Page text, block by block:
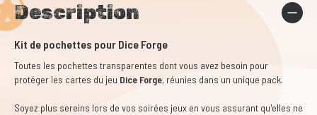
Description
Kit de pochettes pour Dice Forge
Toutes les pochettes transparentes dont vous avez besoin pour
protéger les cartes du jeu Dice Forge, réunies dans un unique pack.
Soyez plus sereins lors de vos soirées jeux en vous assurant qu'elles ne